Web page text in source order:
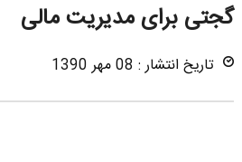
گجتی برای مدیریت مالی
تاریخ انتشار : 08 مهر 1390